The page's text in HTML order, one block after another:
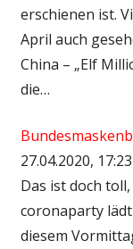
erschienen ist.
April auch
China – „Elf
die…
27.04.2020,
Das ist doch
coronaparty
diesem